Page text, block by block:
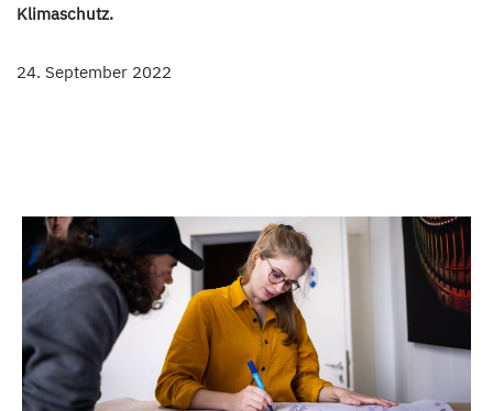
Klimaschutz.
24. September 2022